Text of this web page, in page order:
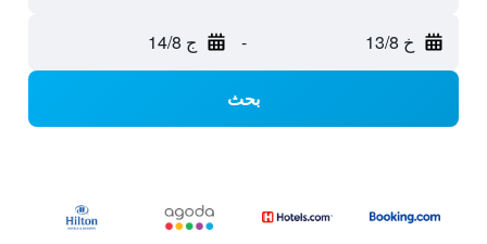
خ 13/8 - ج 14/8
بحث